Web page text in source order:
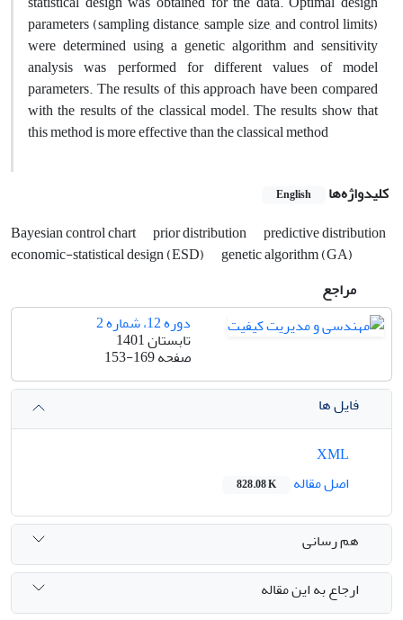
parameters (sampling distance, sample size, and control limits)
were determined using a genetic algorithm and sensitivity
analysis was performed for different values of model
parameters. The results of this approach have been compared
with the results of the classical model. The results show that
this method is more effective than the classical method
کلیدواژه‌ها English
Bayesian control chart prior distribution
predictive distribution
economic-statistical design (ESD)
genetic algorithm (GA)
مراجع
دوره 12، شماره 2
تابستان 1401
صفحه153-169
فایل ها
اصل مقاله
828.08 K
هم رسانی
ارجاع به این مقاله